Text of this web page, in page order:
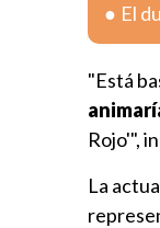
El
"Está
Rojo'",
La